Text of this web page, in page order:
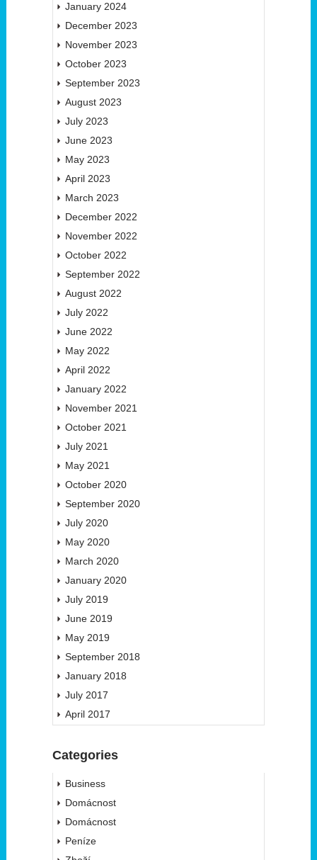
January 2024
December 2023
November 2023
October 2023
September 2023
August 2023
July 2023
June 2023
May 2023
April 2023
March 2023
December 2022
November 2022
October 2022
September 2022
August 2022
July 2022
June 2022
May 2022
April 2022
January 2022
November 2021
October 2021
July 2021
May 2021
October 2020
September 2020
July 2020
May 2020
March 2020
January 2020
July 2019
June 2019
May 2019
September 2018
January 2018
July 2017
April 2017
Categories
Business
Domácnost
Domácnost
Peníze